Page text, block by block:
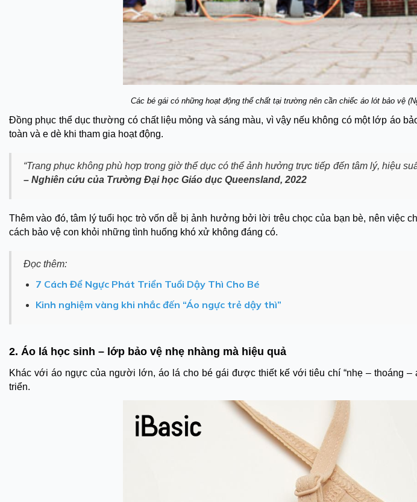
Các bé gái có những hoạt động thể chất tại trường nên cần chiếc áo lót bảo vệ
Đồng phục thể dục thường có chất liệu mỏng và sáng màu, vì vậy nếu không có một lớp áo
toàn và e dè khi tham gia hoạt động.
“Trang phục không phù hợp trong giờ thể dục có thể ảnh hưởng trực tiếp đến tâm lý, hiệu
– Nghiên cứu của Trường Đại học Giáo dục Queensland, 2022
Thêm vào đó, tâm lý tuổi học trò vốn dễ bị ảnh hưởng bởi lời trêu chọc của bạn bè, nên việc
cách bảo vệ con khỏi những tình huống khó xử không đáng có.
Đọc thêm:
7 Cách Để Ngực Phát Triển Tuổi Dậy Thì Cho Bé
Kinh nghiệm vàng khi nhắc đến “Áo ngực trẻ dậy thì”
2. Áo lá học sinh – lớp bảo vệ nhẹ nhàng mà hiệu quả
Khác với áo ngực của người lớn, áo lá cho bé gái được thiết kế với tiêu chí “nhẹ – thoáng –
triển.